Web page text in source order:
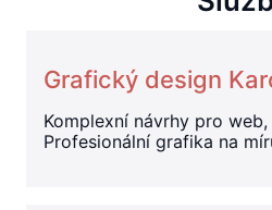
Grafický design
Komplexní návrhy pro
Profesionální grafika na